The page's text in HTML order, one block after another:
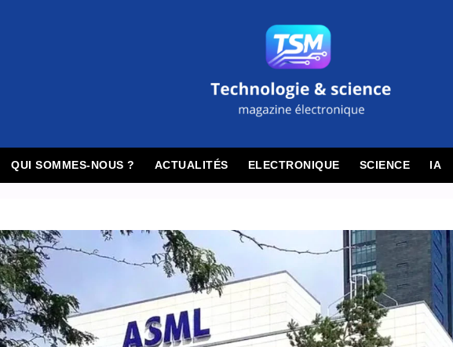
QUI SOMMES-NOUS ? ACTUALITÉS ELECTRONIQUE SCIENCE IA